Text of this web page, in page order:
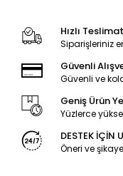
Hızlı
Siparişleriniz
Güvenli
Güvenli ve
Geniş Ürün
Yüzlerce
DESTEK İÇİN
Öneri ve